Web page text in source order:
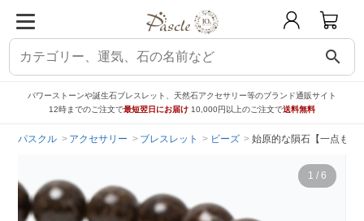
search
パワーストーンや誕生石ブレスレット、天然石アクセサリー等のブランド通販サイト
12時までのご注文で最短翌日にお届け 10,000円以上のご注文で送料無料
パスクル アクセサリー ブレスレット ビーズ 始原的な隕石【一点もの
1 / 6